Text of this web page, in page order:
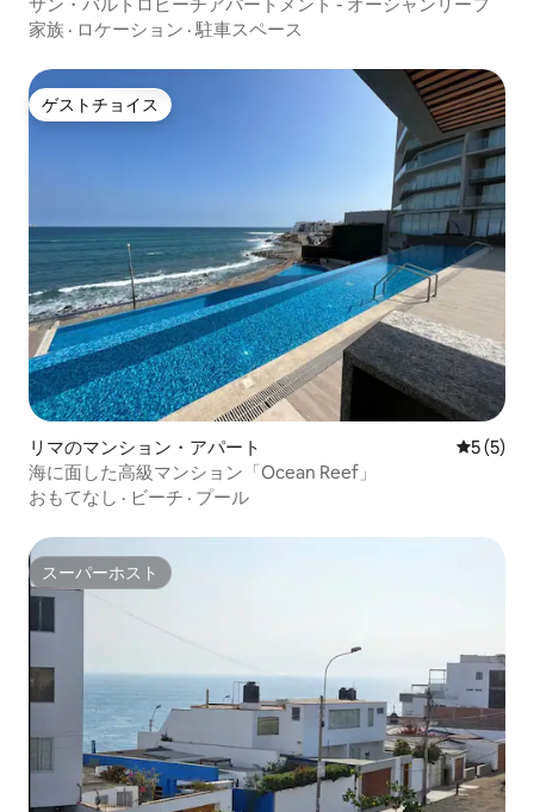
家族 · ロケーション ·駐車スペース
ゲストチョイス
ゲストチョイス
リマのマンション・アパート レビュー
5 (5)
海に面した高級マンション「Ocean Reef」
おもてなし · ビーチ · プール
スーパーホスト
スーパーホスト